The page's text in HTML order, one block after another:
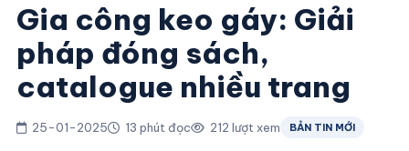
Gia công keo gáy: Giải
pháp đóng sách,
catalogue nhiều trang
25-01-2025 13 phút đọc 212 lượt xem BẢN TIN MỚI